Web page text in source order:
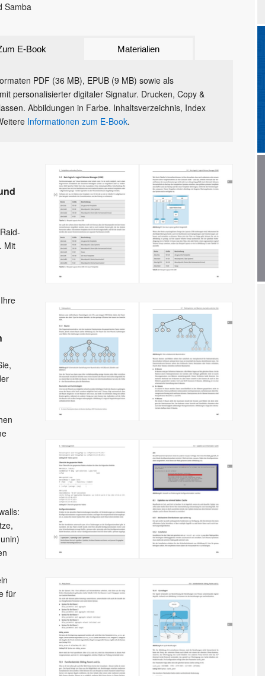
Samba
E-Book Materialien
PDF (36 MB), EPUB (9 MB) sowie als
personalisierter digitaler Signatur. Drucken, Copy &
Abbildungen in Farbe. Inhaltsverzeichnis, Index
Informationen zum E-Book.
Mit
für